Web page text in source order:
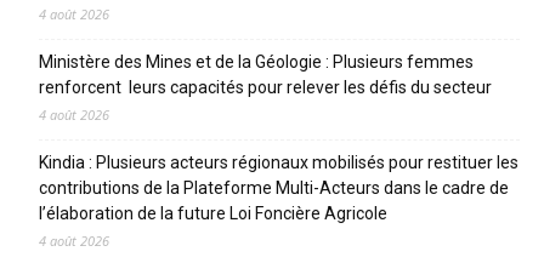
4 août 2026
Ministère des Mines et de la Géologie : Plusieurs femmes
renforcent leurs capacités pour relever les défis du secteur
4 août 2026
Kindia : Plusieurs acteurs régionaux mobilisés pour restituer les
contributions de la Plateforme Multi-Acteurs dans le cadre de
l’élaboration de la future Loi Foncière Agricole
4 août 2026